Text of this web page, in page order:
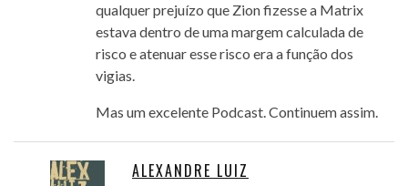
qualquer prejuízo que Zion fizesse a Matrix
estava dentro de uma margem calculada de
risco e atenuar esse risco era a função dos
vigias.
Mas um excelente Podcast. Continuem assim.
ALEXANDRE LUIZ